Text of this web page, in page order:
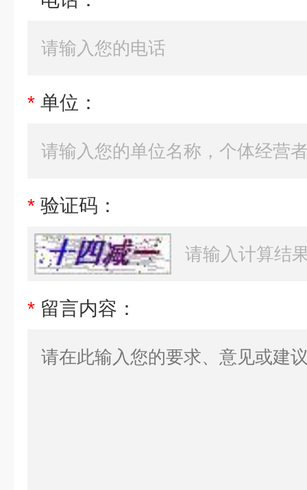
* 单位：
* 验证码：
* 留言内容：